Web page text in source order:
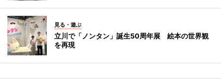
見る・遊ぶ
立川で「ノンタン」誕生50周年展 絵本の世界観
を再現